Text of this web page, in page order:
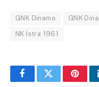
GNK Dinamo GNK
NK Istra 1961
FacebookTwitter